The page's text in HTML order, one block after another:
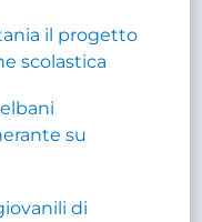
il progetto
scolastica
su
di